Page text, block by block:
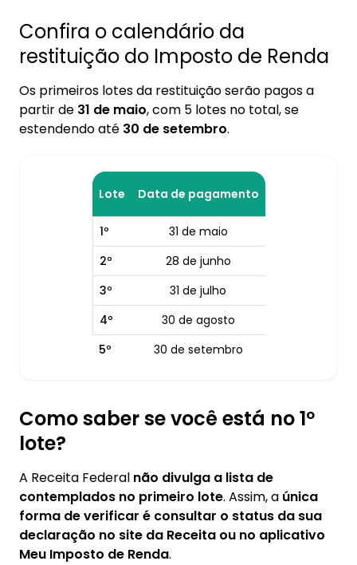
Confira o calendário da
restituição do Imposto de Renda
Os primeiros lotes da restituição serão pagos a
partir de 31 de maio, com 5 lotes no total, se
estendendo até 30 de setembro.
Lote Data de pagamento
1º
31 de maio
2º
28 de junho
3º
31 de julho
4º
30 de agosto
5º
30 de setembro
Como saber se você está no 1º
lote?
A Receita Federal não divulga a lista de
contemplados no primeiro lote. Assim, a única
forma de verificar é consultar o status da sua
declaração no site da Receita ou no aplicativo
Meu Imposto de Renda.